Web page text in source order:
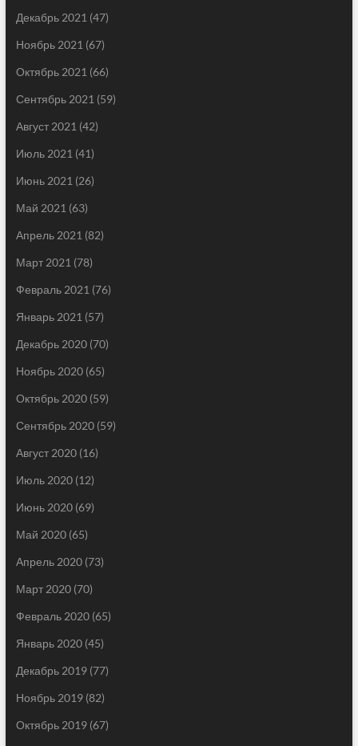
Декабрь 2021 (47)
Ноябрь 2021 (67)
Октябрь 2021 (66)
Сентябрь 2021 (59)
Август 2021 (42)
Июль 2021 (41)
Июнь 2021 (26)
Май 2021 (63)
Апрель 2021 (82)
Март 2021 (78)
Февраль 2021 (76)
Январь 2021 (57)
Декабрь 2020(70)
Ноябрь 2020(65)
Октябрь 2020(59)
Сентябрь 2020(59)
Август 2020(16)
Июль 2020(12)
Июнь 2020(69)
Май 2020(65)
Апрель 2020(73)
Март 2020(70)
Февраль 2020(65)
Январь 2020(45)
Декабрь 2019(77)
Ноябрь 2019(82)
Октябрь 2019(67)